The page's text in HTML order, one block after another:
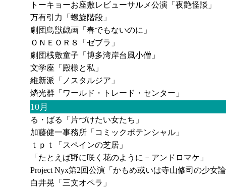
トーキョーお座敷レビューサルメ公演「夜艶怪談」
万有引力「螺旋階段」
劇団鳥獣戯画「春でもないのに」
ＯＮＥＯＲ８「ゼブラ」
劇団桟敷童子「博多湾岸台風小僧」
文学座「殿様と私」
維新派「ノスタルジア」
燐光群「ワールド・トレード・センター」
10月
る・ばる「片づけたい女たち」
加藤健一事務所「コミックポテンシャル」
ｔｐｔ「スペインの芝居」
「たとえば野に咲く花のように－アンドロマケ」
Project Nyx第2回公演「かもめ或いは寺山修司の少女
白井晃「三文オペラ」